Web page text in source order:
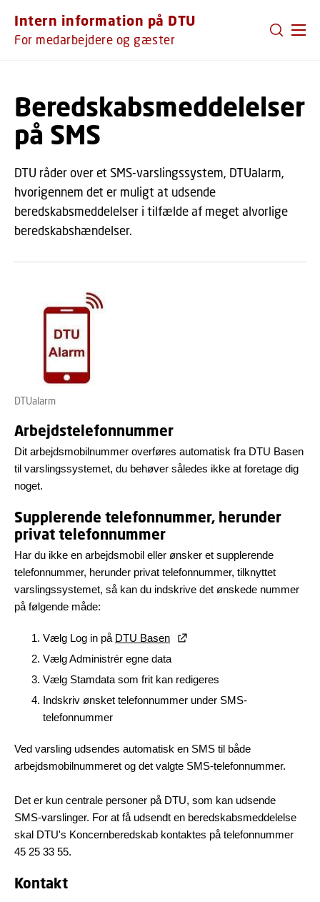
Intern information på DTU
For medarbejdere og gæster
Beredskabsmeddelelser
på SMS
DTU råder over et SMS-varslingssystem, DTUalarm,
hvorigennem det er muligt at udsende
beredskabsmeddelelser i tilfælde af meget alvorlige
beredskabshændelser.
DTUalarm
Arbejdstelefonnummer
Dit arbejdsmobilnummer overføres automatisk fra DTU Basen
til varslingssystemet, du behøver således ikke at foretage dig
noget.
Supplerende telefonnummer, herunder
privat telefonnummer
Har du ikke en arbejdsmobil eller ønsker et supplerende
telefonnummer, herunder privat telefonnummer, tilknyttet
varslingssystemet, så kan du indskrive det ønskede nummer
på følgende måde:
Vælg Log in på DTU Basen
Vælg Administrér egne data
Vælg Stamdata som frit kan redigeres
Indskriv ønsket telefonnummer under SMS-
telefonnummer
Ved varsling udsendes automatisk en SMS til både
arbejdsmobilnummeret og det valgte SMS-telefonnummer.
Det er kun centrale personer på DTU, som kan udsende
SMS-varslinger. For at få udsendt en beredskabsmeddelelse
skal DTU's Koncernberedskab kontaktes på telefonnummer
45 25 33 55.
Kontakt